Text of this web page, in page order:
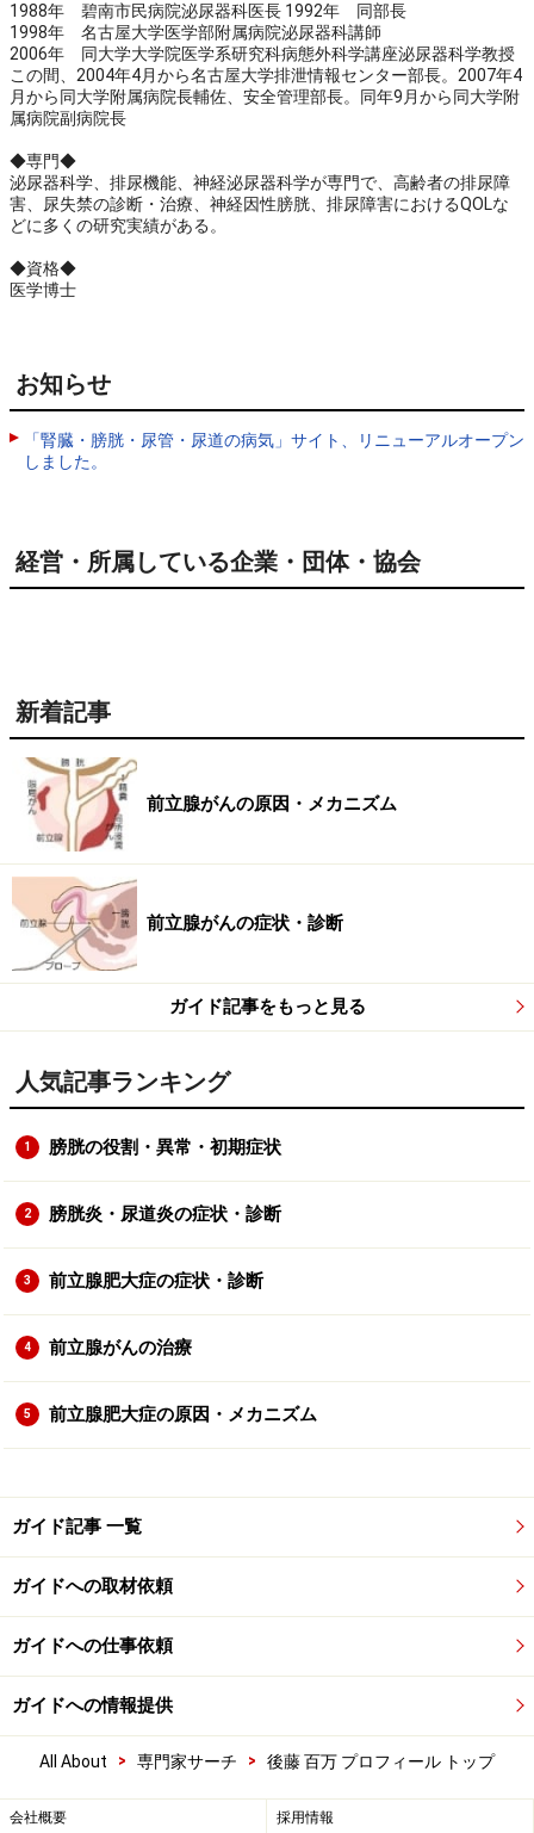
1988年 碧南市民病院泌尿器科医長 1992年 同部長
1998年 名古屋大学医学部附属病院泌尿器科講師
2006年 同大学大学院医学系研究科病態外科学講座泌尿器科学教授
この間、2004年4月から名古屋大学排泄情報センター部長。2007年4
月から同大学附属病院長輔佐、安全管理部長。同年9月から同大学附
属病院副病院長
◆専門◆
泌尿器科学、排尿機能、神経泌尿器科学が専門で、高齢者の排尿障
害、尿失禁の診断・治療、神経因性膀胱、排尿障害におけるQOLな
どに多くの研究実績がある。
◆資格◆
医学博士
お知らせ
「腎臓・膀胱・尿管・尿道の病気」サイト、リニューアルオープン
しました。
経営・所属している企業・団体・協会
新着記事
前立腺がんの原因・メカニズム
前立腺がんの症状・診断
ガイド記事をもっと見る
人気記事ランキング
1 膀胱の役割・異常・初期症状
2 膀胱炎・尿道炎の症状・診断
3 前立腺肥大症の症状・診断
4 前立腺がんの治療
5 前立腺肥大症の原因・メカニズム
ガイド記事 一覧
ガイドへの取材依頼
ガイドへの仕事依頼
ガイドへの情報提供
All About > 専門家サーチ > 後藤 百万 プロフィール トップ
会社概要 採用情報